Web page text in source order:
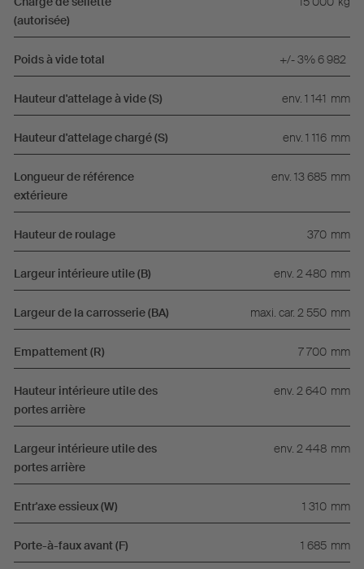
(autorisée)
Poids à vide total +/- 3% 6 982
Hauteur d'attelage à vide (S) env. 1 141 mm
Hauteur d'attelage chargé (S) env. 1 116 mm
Longueur de référence
extérieure
env. 13 685 mm
Hauteur de roulage 370 mm
Largeur intérieure utile (B) env. 2 480 mm
Largeur de la carrosserie (BA) maxi. car. 2 550 mm
Empattement (R) 7 700 mm
Hauteur intérieure utile des
portes arrière
env. 2 640 mm
Largeur intérieure utile des
portes arrière
env. 2 448 mm
Entr'axe essieux (W) 1 310 mm
Porte-à-faux avant (F) 1 685 mm